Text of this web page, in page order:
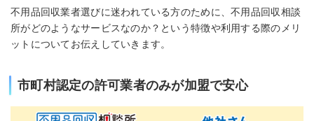
不用品回収業者選びに迷われている方のために、不用品回収相談
所がどのようなサービスなのか？という特徴や利用する際のメリ
ットについてお伝えしていきます。
市町村認定の許可業者のみが加盟で安心